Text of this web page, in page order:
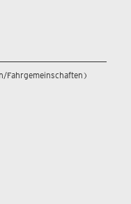
Fahrgemeinschaften)